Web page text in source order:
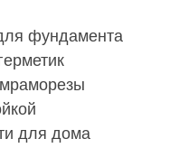
фундамента
для дома